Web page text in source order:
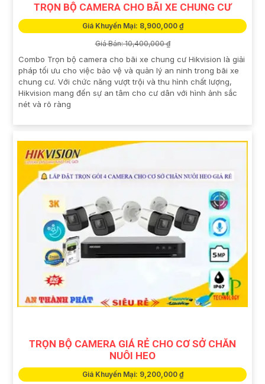
TRỌN BỘ CAMERA CHO BÃI XE CHUNG CƯ
Giá Khuyến Mại: 8,900,000 ₫
Giá Bán: 10,400,000 ₫
Combo Trọn bộ camera cho bãi xe chung cư Hikvision là giải
pháp tối ưu cho việc bảo vệ và quản lý an ninh trong bãi xe
chung cư. Với chức năng vượt trội và thu hình chất lượng,
Hikvision mang đến sự an tâm cho cư dân với hình ảnh sắc
nét và rõ ràng
TRỌN BỘ CAMERA GIÁ RẺ CHO CƠ SỞ CHĂN
NUÔI HEO
Giá Khuyến Mại: 9,200,000 ₫